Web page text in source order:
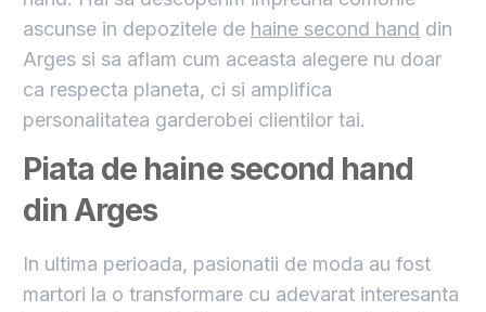
ascunse in depozitele de haine second hand din
Arges si sa aflam cum aceasta alegere nu doar
ca respecta planeta, ci si amplifica
personalitatea garderobei clientilor tai.
Piata de haine second hand
din Arges
In ultima perioada, pasionatii de moda au fost
martori la o transformare cu adevarat interesanta